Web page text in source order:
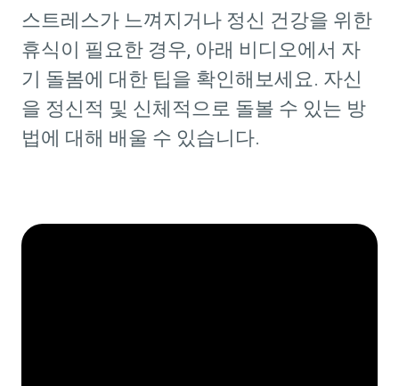
스트레스가 느껴지거나 정신 건강을 위한
휴식이 필요한 경우, 아래 비디오에서 자
기 돌봄에 대한 팁을 확인해보세요. 자신
을 정신적 및 신체적으로 돌볼 수 있는 방
법에 대해 배울 수 있습니다.